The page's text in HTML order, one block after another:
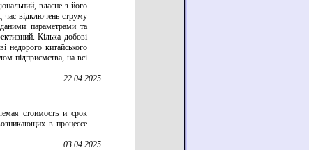
власне з його
час відключень струму
параметрами та
Кілька добові
недорого китайського
підприємства, на всі
22.04.2025
стоимость и срок
в процессе
03.04.2025